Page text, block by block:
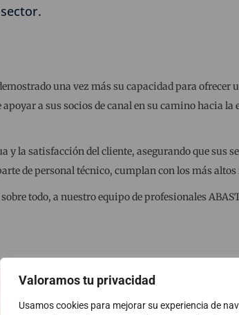
Valoramos tu privacidad
Usamos cookies para mejorar su experiencia de
una vez más su capacidad para ofrecer
a sus socios de canal en su camino hacia
la satisfacción del cliente, asegurando que sus
de personal técnico, cumplan con los más
todo, a nuestro equipo de profesionales